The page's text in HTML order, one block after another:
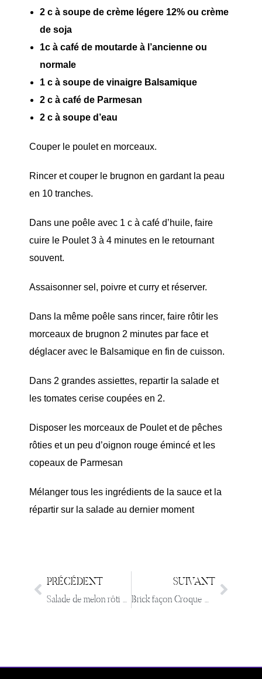
2 c à soupe de crème légere 12% ou crème
de soja
1c à café de moutarde à l’ancienne ou
normale
1 c à soupe de vinaigre Balsamique
2 c à café de Parmesan
2 c à soupe d’eau
Couper le poulet en morceaux.
Rincer et couper le brugnon en gardant la peau
en 10 tranches.
Dans une poêle avec 1 c à café d’huile, faire
cuire le Poulet 3 à 4 minutes en le retournant
souvent.
Assaisonner sel, poivre et curry et réserver.
Dans la même poêle sans rincer, faire rôtir les
morceaux de brugnon 2 minutes par face et
déglacer avec le Balsamique en fin de cuisson.
Dans 2 grandes assiettes, repartir la salade et
les tomates cerise coupées en 2.
Disposer les morceaux de Poulet et de pêches
rôties et un peu d’oignon rouge émincé et les
copeaux de Parmesan
Mélanger tous les ingrédients de la sauce et la
répartir sur la salade au dernier moment
PRÉCÉDENT
Salade de melon rôti miel et Balsamique ,Lomo et Ricotta assaisonnée
SUIVANT
Brick façon Croque Madame